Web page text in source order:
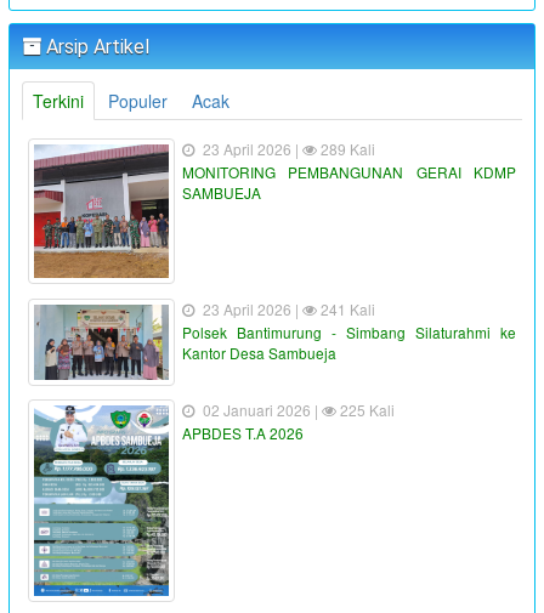
Arsip Artikel
Terkini Populer Acak
23 April 2026 |
289 Kali
MONITORING PEMBANGUNAN GERAI KDMP
SAMBUEJA
23 April 2026 |
241 Kali
Polsek Bantimurung - Simbang Silaturahmi ke
Kantor Desa Sambueja
02 Januari 2026 |
225 Kali
APBDES T.A 2026